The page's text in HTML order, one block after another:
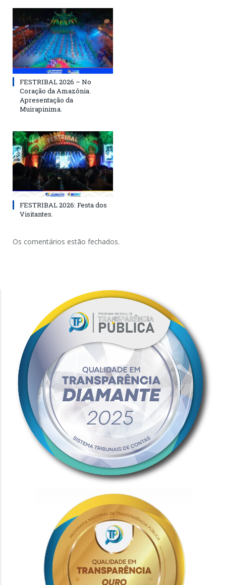
FESTRIBAL 2026 – No
Coração da Amazônia.
Apresentação da
Muirapinima.
FESTRIBAL 2026: Festa dos
Visitantes.
Os comentários estão fechados.